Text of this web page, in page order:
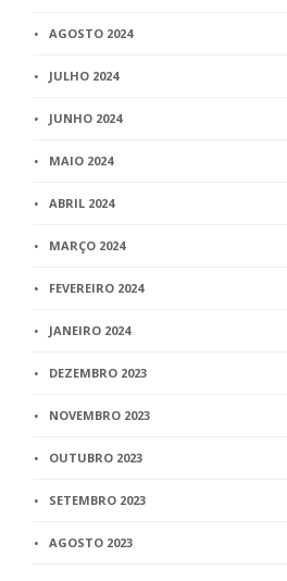
AGOSTO 2024
JULHO 2024
JUNHO 2024
MAIO 2024
ABRIL 2024
MARÇO 2024
FEVEREIRO 2024
JANEIRO 2024
DEZEMBRO 2023
NOVEMBRO 2023
OUTUBRO 2023
SETEMBRO 2023
AGOSTO 2023